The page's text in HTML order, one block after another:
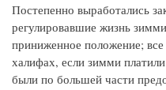
Постепенно выработались
регулировавшие жизнь
приниженное положение;
халифах, если зимми
были по большей части